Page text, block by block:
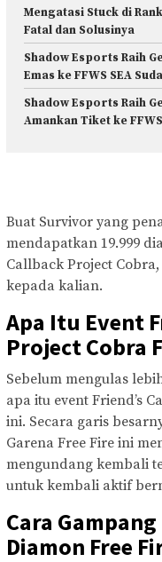
Mengatasi Stuck di
Fatal dan Solusinya
Shadow Esports Raih
Emas ke FFWS SEA
Shadow Esports Raih
Amankan Tiket ke FFWS
Buat Survivor yang
mendapatkan 19.999
Callback Project
kepada kalian.
Apa Itu Event
Project Cobra
Sebelum mengulas
apa itu event Friend’s
ini. Secara garis
Garena Free Fire ini
mengundang kembali
untuk kembali aktif
Cara
Diamon Free